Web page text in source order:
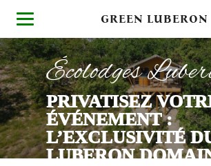
GREEN LUBERON
Écolodges
PRIVATISEZ
ÉVÉNEMENT :
L’EXCLUSIVITÉ
LUBERON